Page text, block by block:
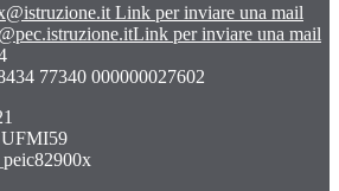
Link per inviare una mail
Link per inviare una mail
77340 000000027602